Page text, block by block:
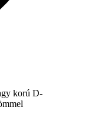
korú D-